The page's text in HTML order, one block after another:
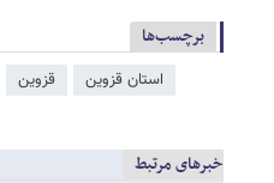
برچسب‌ها
استان قزوین قزوین
خبرهای مرتبط